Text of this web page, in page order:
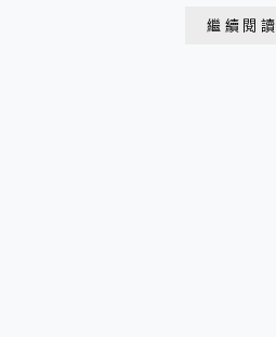
繼續閱讀